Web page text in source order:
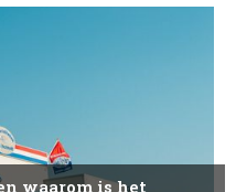
waarom is het